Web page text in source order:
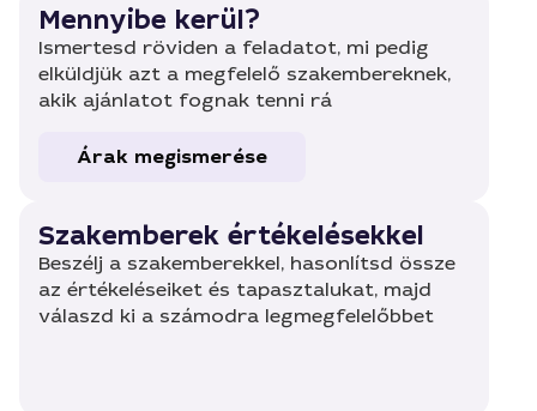
Mennyibe kerül?
Ismertesd röviden a feladatot, mi pedig
elküldjük azt a megfelelő szakembereknek,
akik ajánlatot fognak tenni rá
Árak megismerése
Szakemberek értékelésekkel
Beszélj a szakemberekkel, hasonlítsd össze
az értékeléseiket és tapasztalukat, majd
válaszd ki a számodra legmegfelelőbbet